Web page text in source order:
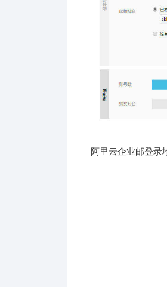
阿里云企业邮登录